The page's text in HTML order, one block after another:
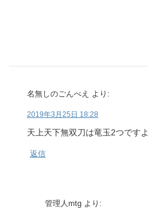
名無しのごんべえ より:
2019年3月25日 18:28
天上天下無双刀は竜玉2つですよ
返信
管理人mtg より: